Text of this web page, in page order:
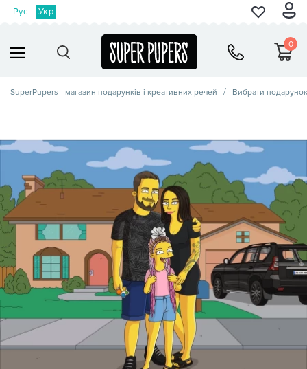
Рус Укр
0
SuperPupers - магазин подарунків і креативних речей Вибрати подарунок